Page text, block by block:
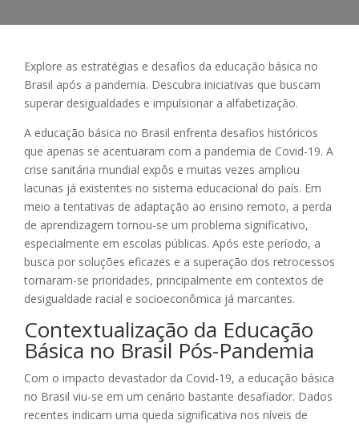
Explore as estratégias e desafios da educação básica no
Brasil após a pandemia. Descubra iniciativas que buscam
superar desigualdades e impulsionar a alfabetização.
A educação básica no Brasil enfrenta desafios históricos
que apenas se acentuaram com a pandemia de Covid-19. A
crise sanitária mundial expôs e muitas vezes ampliou
lacunas já existentes no sistema educacional do país. Em
meio a tentativas de adaptação ao ensino remoto, a perda
de aprendizagem tornou-se um problema significativo,
especialmente em escolas públicas. Após este período, a
busca por soluções eficazes e a superação dos retrocessos
tornaram-se prioridades, principalmente em contextos de
desigualdade racial e socioeconômica já marcantes.
Contextualização da Educação
Básica no Brasil Pós-Pandemia
Com o impacto devastador da Covid-19, a educação básica
no Brasil viu-se em um cenário bastante desafiador. Dados
recentes indicam uma queda significativa nos níveis de